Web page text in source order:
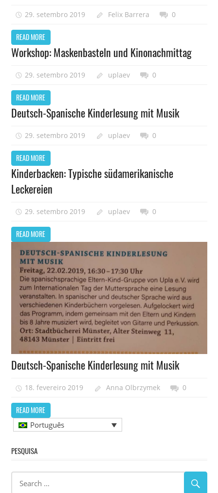
29. setembro 2019 Felix Barrera 0
READ MORE
Workshop: Maskenbasteln und Kinonachmittag
29. setembro 2019 uplaev 0
READ MORE
Deutsch-Spanische Kinderlesung mit Musik
29. setembro 2019 uplaev 0
READ MORE
Kinderbacken: Typische südamerikanische
Leckereien
29. setembro 2019 uplaev 0
READ MORE
Deutsch-Spanische Kinderlesung mit Musik
18. fevereiro 2019 Anna Olbrzymek 0
READ MORE
Português
PESQUISA